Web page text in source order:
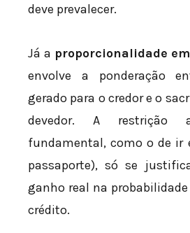
deve prevalecer.
Já a proporcionalidade
envolve a ponderação
gerado para o credor e o
devedor. A
fundamental, como o de ir
passaporte), só se
ganho real na
crédito.